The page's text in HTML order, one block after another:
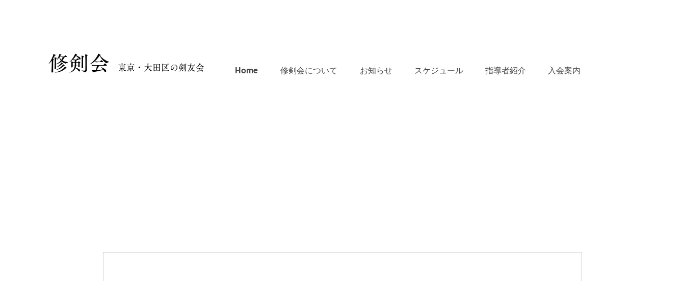
​修剣会 東京・大田区の剣友会 Home 修剣会について お知らせ スケジュール 指導者紹介 入会案内